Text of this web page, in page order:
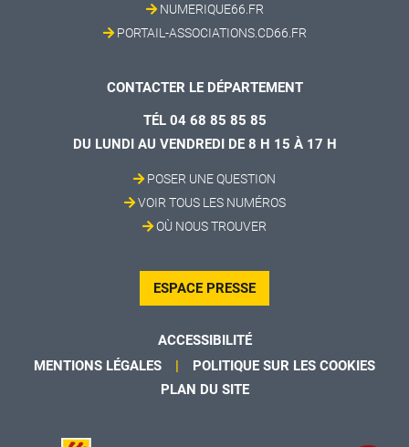
NUMERIQUE66.FR
PORTAIL-ASSOCIATIONS.CD66.FR
CONTACTER LE DÉPARTEMENT
TÉL 04 68 85 85 85
DU LUNDI AU VENDREDI DE 8 H 15 À 17 H
POSER UNE QUESTION
VOIR TOUS LES NUMÉROS
OÙ NOUS TROUVER
ESPACE PRESSE
ACCESSIBILITÉ
MENTIONS LÉGALES
POLITIQUE SUR LES COOKIES
PLAN DU SITE